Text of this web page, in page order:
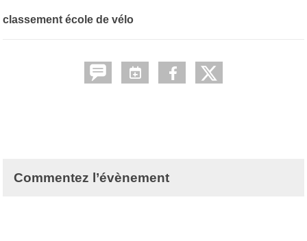
classement école de vélo
Commentez l’évènement